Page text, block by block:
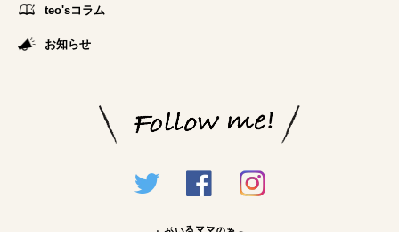
teo'sコラム
お知らせ